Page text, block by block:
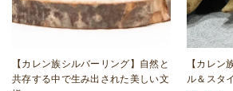
【カレン族シルバーリング】自然と
共存する中で生み出された美しい文
【カレン
ル＆スタ